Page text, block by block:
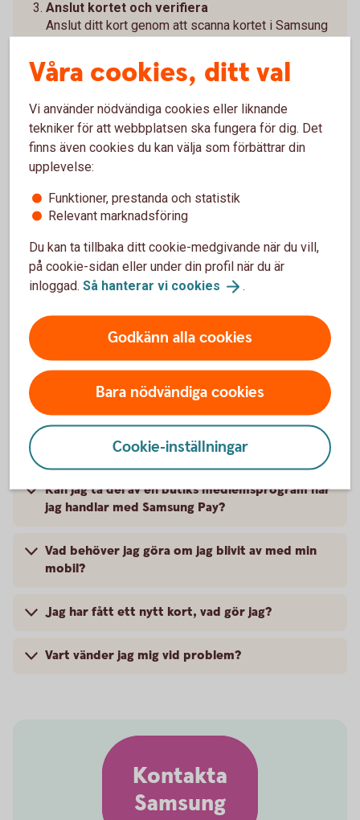
Anslut kortet och verifiera
Anslut ditt kort genom att scanna kortet i Samsung
För att använda Samsung Pay behöver du välja en
fingeravtryck eller en kod kopplad till Samsung Pay.
Vanliga frågor och svar om
Samsung Pay
Hur betalar jag med Samsung Pay?
Vilka kort går att använda med Samsung Pay?
Är det säkert att betala med Samsung Pay?
Kan jag ta ut pengar ur en uttagsautomat med
Samsung Pay?
Kan jag ta del av en butiks medlemsprogram när
jag handlar med Samsung Pay?
Vad behöver jag göra om jag blivit av med min
mobil?
Jag har fått ett nytt kort, vad gör jag?
Vart vänder jag mig vid problem?
Kontakta
Samsung
Våra cookies, ditt val
Vi använder nödvändiga cookies eller liknande
tekniker för att webbplatsen ska fungera för dig. Det
finns även cookies du kan välja som förbättrar din
upplevelse:
Funktioner, prestanda och statistik
Relevant marknadsföring
Du kan ta tillbaka ditt cookie-medgivande när du vill,
på cookie-sidan eller under din profil när du är
inloggad. Så hanterar vi cookies .
Godkänn alla cookies
Bara nödvändiga cookies
Cookie-inställningar